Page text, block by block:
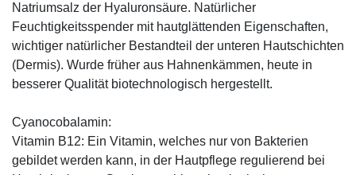
Natriumsalz der Hyaluronsäure. Natürlicher
Feuchtigkeitsspender mit hautglättenden Eigenschaften,
wichtiger natürlicher Bestandteil der unteren Hautschichten
(Dermis). Wurde früher aus Hahnenkämmen, heute in
besserer Qualität biotechnologisch hergestellt.
Cyanocobalamin:
Vitamin B12: Ein Vitamin, welches nur von Bakterien
gebildet werden kann, in der Hautpflege regulierend bei